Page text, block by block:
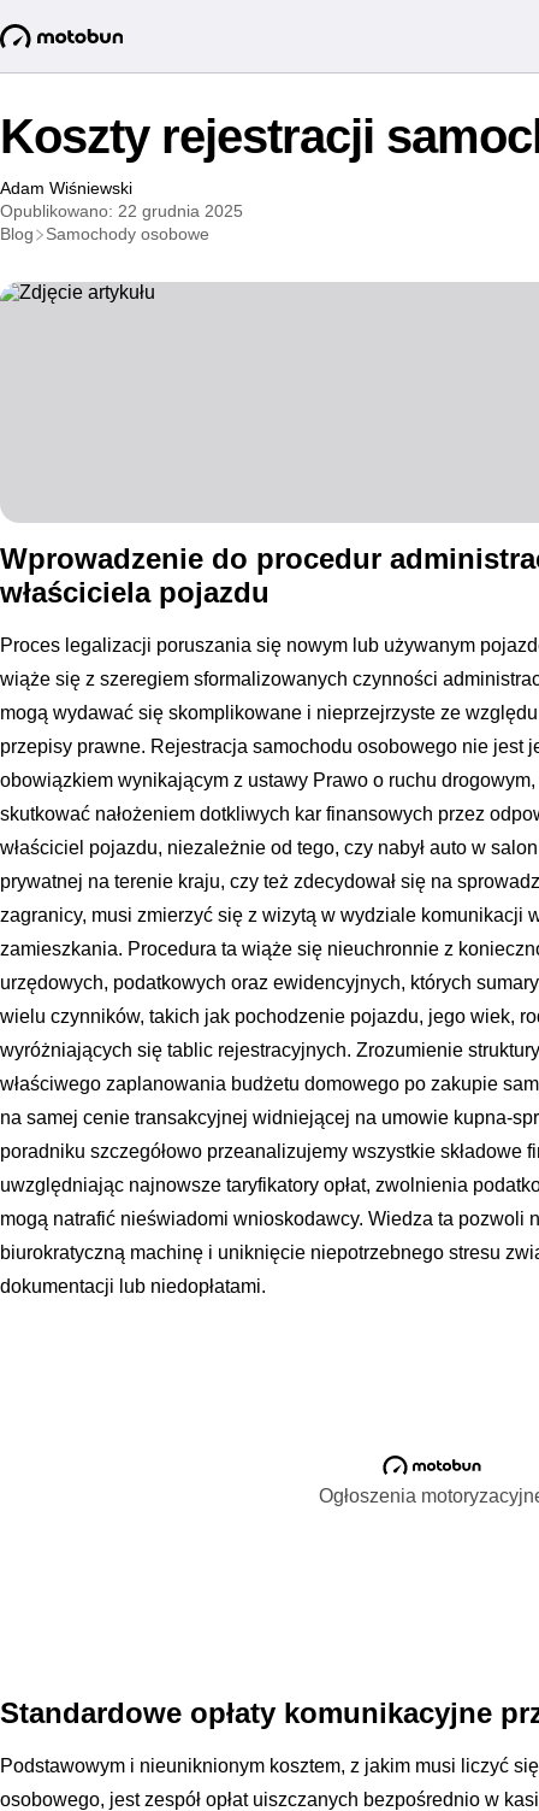
Koszty rejestracji
Adam Wiśniewski
Opublikowano: 22 grudnia 2025
Blog
Samochody osobowe
Wprowadzenie do procedur
właściciela pojazdu
Proces legalizacji poruszania się nowym lub używanym
wiąże się z szeregiem sformalizowanych czynności
mogą wydawać się skomplikowane i nieprzejrzyste ze
przepisy prawne. Rejestracja samochodu osobowego nie jest
obowiązkiem wynikającym z ustawy Prawo o ruchu
skutkować nałożeniem dotkliwych kar finansowych przez
właściciel pojazdu, niezależnie od tego, czy nabył auto w
prywatnej na terenie kraju, czy też zdecydował się na
zagranicy, musi zmierzyć się z wizytą w wydziale komunikacji
zamieszkania. Procedura ta wiąże się nieuchronnie z
urzędowych, podatkowych oraz ewidencyjnych, których
wielu czynników, takich jak pochodzenie pojazdu, jego wiek,
wyróżniających się tablic rejestracyjnych. Zrozumienie
właściwego zaplanowania budżetu domowego po zakupie
na samej cenie transakcyjnej widniejącej na umowie kupna-
poradniku szczegółowo przeanalizujemy wszystkie składowe
uwzględniając najnowsze taryfikatory opłat, zwolnienia
mogą natrafić nieświadomi wnioskodawcy. Wiedza ta pozwoli
biurokratyczną machinę i uniknięcie niepotrzebnego stresu
dokumentacji lub niedopłatami.
Ogłoszenia
Standardowe opłaty komunikacyjne
Podstawowym i nieuniknionym kosztem, z jakim musi liczyć
osobowego, jest zespół opłat uiszczanych bezpośrednio w